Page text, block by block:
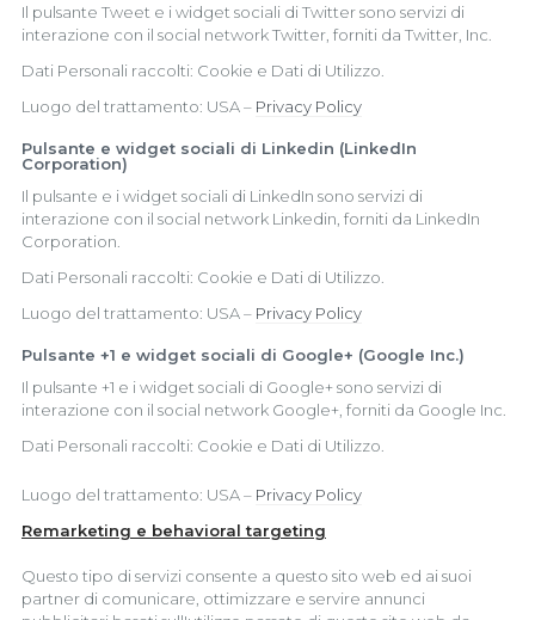
Il pulsante Tweet e i widget sociali di Twitter sono servizi di
interazione con il social network Twitter, forniti da Twitter, Inc.
Dati Personali raccolti: Cookie e Dati di Utilizzo.
Luogo del trattamento: USA – Privacy Policy
Pulsante e widget sociali di Linkedin (LinkedIn
Corporation)
Il pulsante e i widget sociali di LinkedIn sono servizi di
interazione con il social network Linkedin, forniti da LinkedIn
Corporation.
Dati Personali raccolti: Cookie e Dati di Utilizzo.
Luogo del trattamento: USA – Privacy Policy
Pulsante +1 e widget sociali di Google+ (Google Inc.)
Il pulsante +1 e i widget sociali di Google+ sono servizi di
interazione con il social network Google+, forniti da Google Inc.
Dati Personali raccolti: Cookie e Dati di Utilizzo.
Luogo del trattamento: USA – Privacy Policy
Remarketing e behavioral targeting
Questo tipo di servizi consente a questo sito web ed ai suoi
partner di comunicare, ottimizzare e servire annunci